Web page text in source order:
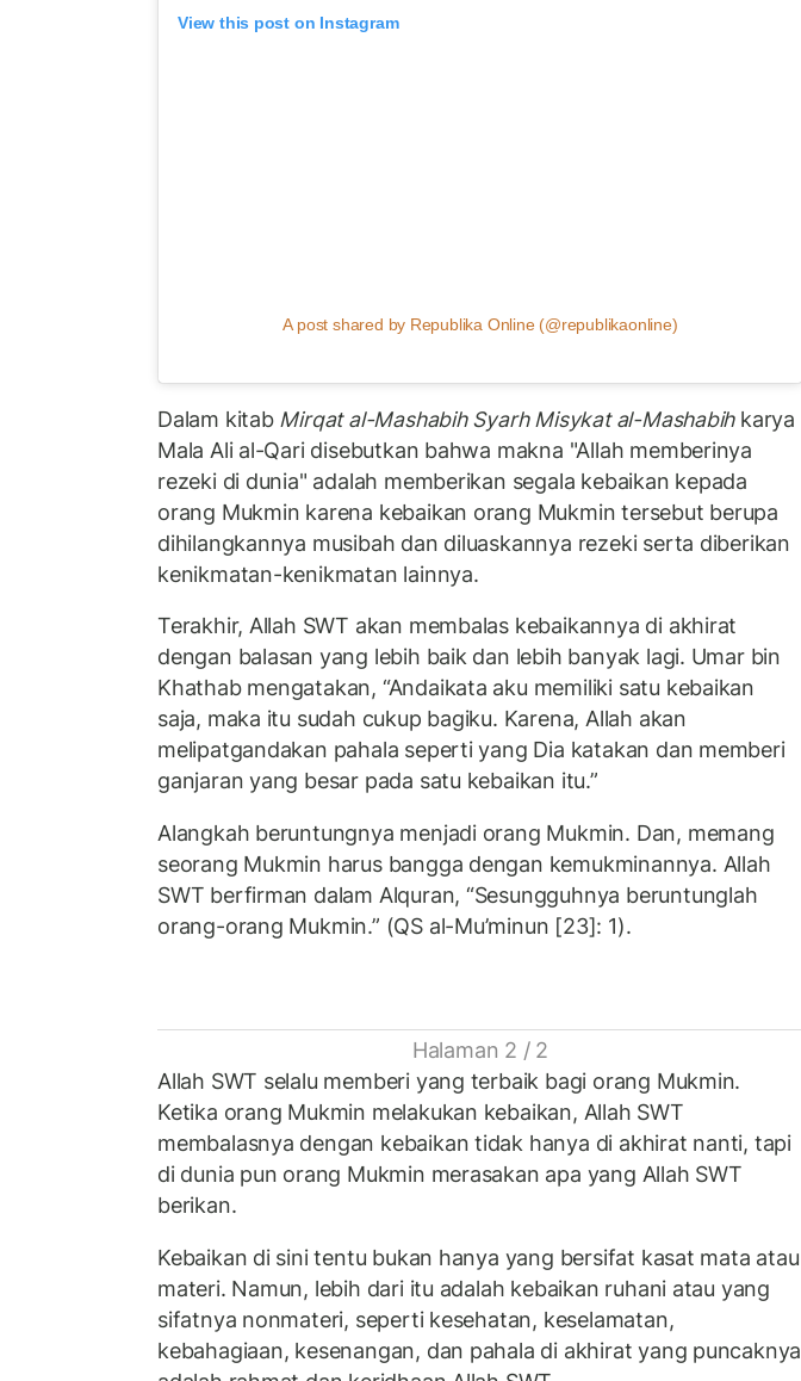
View this post on Instagram
A post shared by Republika Online (@republikaonline)
Dalam kitab Mirqat al-Mashabih Syarh Misykat al-Mashabihkarya
Mala Ali al-Qari disebutkan bahwa makna "Allah memberinya
rezeki di dunia" adalah memberikan segala kebaikan kepada
orang Mukmin karena kebaikan orang Mukmin tersebut berupa
dihilangkannya musibah dan diluaskannya rezeki serta diberikan
kenikmatan-kenikmatan lainnya.
Terakhir, Allah SWT akan membalas kebaikannya di akhirat
dengan balasan yang lebih baik dan lebih banyak lagi. Umar bin
Khathab mengatakan, “Andaikata aku memiliki satu kebaikan
saja, maka itu sudah cukup bagiku. Karena, Allah akan
melipatgandakan pahala seperti yang Dia katakan dan memberi
ganjaran yang besar pada satu kebaikan itu.”
Alangkah beruntungnya menjadi orang Mukmin. Dan, memang
seorang Mukmin harus bangga dengan kemukminannya. Allah
SWT berfirman dalam Alquran, “Sesungguhnya beruntunglah
orang-orang Mukmin.” (QS al-Mu’minun [23]: 1).
Halaman 2 / 2
Allah SWT selalu memberi yang terbaik bagi orang Mukmin.
Ketika orang Mukmin melakukan kebaikan, Allah SWT
membalasnya dengan kebaikan tidak hanya di akhirat nanti, tapi
di dunia pun orang Mukmin merasakan apa yang Allah SWT
berikan.
Kebaikan di sini tentu bukan hanya yang bersifat kasat mata atau
materi. Namun, lebih dari itu adalah kebaikan ruhani atau yang
sifatnya nonmateri, seperti kesehatan, keselamatan,
kebahagiaan, kesenangan, dan pahala di akhirat yang puncaknya